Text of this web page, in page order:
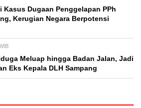
Kasus Dugaan Penggelapan PPh
Kerugian Negara Berpotensi
Meluap hingga Badan Jalan, Jadi
Eks Kepala DLH Sampang